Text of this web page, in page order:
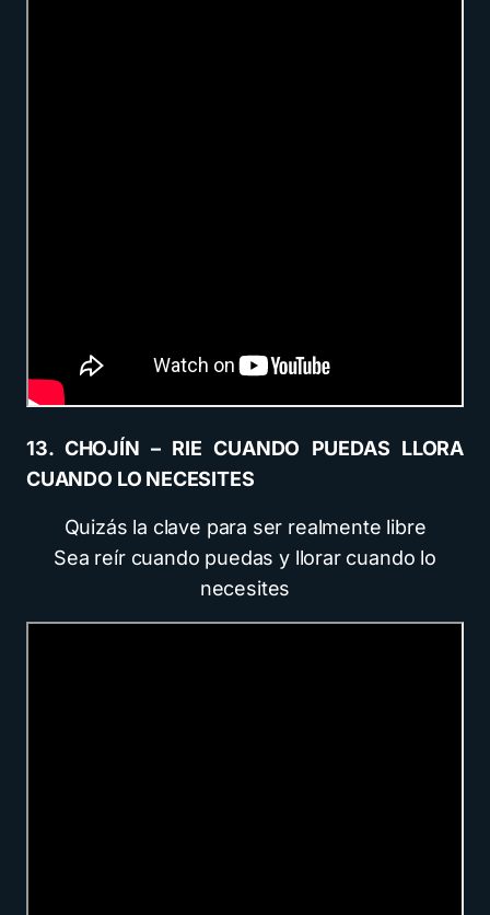
13. CHOJÍN – RIE CUANDO PUEDAS LLORA
CUANDO LO NECESITES
Quizás la clave para ser realmente libre
Sea reír cuando puedas y llorar cuando lo
necesites